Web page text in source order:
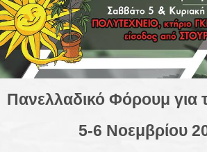
Πανελλαδικό Φόρουμ για
5-6 Νοεμβρίου